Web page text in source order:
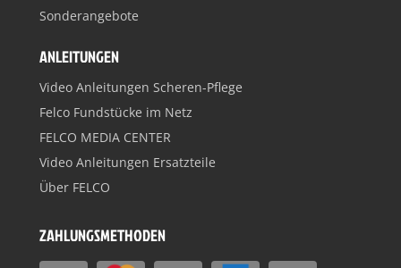
Sonderangebote
ANLEITUNGEN
Video Anleitungen Scheren-Pflege
Felco Fundstücke im Netz
FELCO MEDIA CENTER
Video Anleitungen Ersatzteile
Über FELCO
ZAHLUNGSMETHODEN